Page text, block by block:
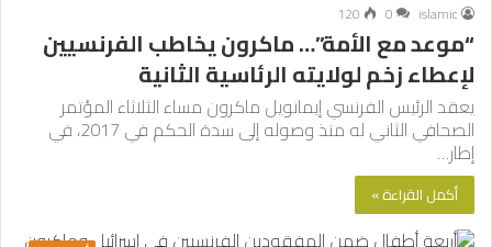
islamic
0
120
“موعد مع الأمة”… ماكرون يخاطب الفرنسيين
لإعطاء زخم لولايته الرئاسية الثانية
يعقد الرئيس الفرنسي إيمانويل ماكرون مساء الثلاثاء المؤتمر
الصحافي الثاني له منذ وصوله إلى سدة الحكم في 2017، في
إطار…
أكمل القراءة »